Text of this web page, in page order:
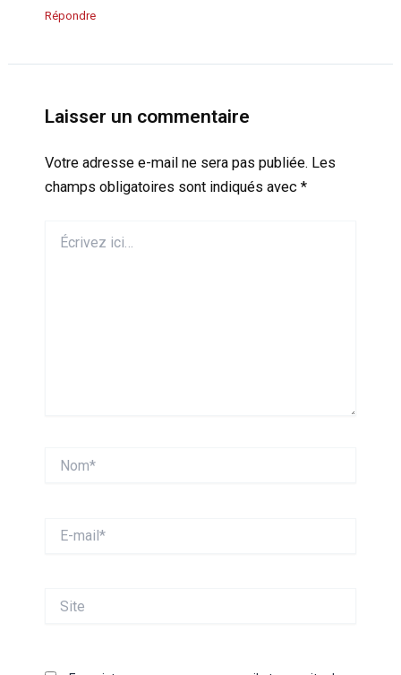
Répondre
Laisser un commentaire
Votre adresse e-mail ne sera pas publiée. Les
champs obligatoires sont indiqués avec *
ici…
mail*